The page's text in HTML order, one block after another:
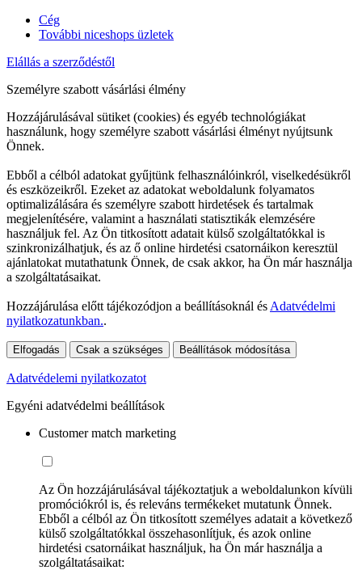
Cég
További niceshops üzletek
Elállás a szerződéstől
Személyre szabott vásárlási élmény
Hozzájárulásával sütiket (cookies) és egyéb technológiákat
használunk, hogy személyre szabott vásárlási élményt nyújtsunk
Önnek.
Ebből a célból adatokat gyűjtünk felhasználóinkról, viselkedésükről
és eszközeikről. Ezeket az adatokat weboldalunk folyamatos
optimalizálására és személyre szabott hirdetések és tartalmak
megjelenítésére, valamint a használati statisztikák elemzésére
használjuk fel. Az Ön titkosított adatait külső szolgáltatókkal is
szinkronizálhatjuk, és az ő online hirdetési csatornáikon keresztül
ajánlatokat mutathatunk Önnek, de csak akkor, ha Ön már használja
a szolgáltatásaikat.
Hozzájárulása előtt tájékozódjon a beállításoknál és Adatvédelmi
nyilatkozatunkban..
Elfogadás Csak a szükséges Beállítások módosítása
Adatvédelemi nyilatkozatot
Egyéni adatvédelmi beállítások
Customer match marketing
Az Ön hozzájárulásával tájékoztatjuk a weboldalunkon kívüli
promóciókról is, és releváns termékeket mutatunk Önnek.
Ebből a célból az Ön titkosított személyes adatait a következő
külső szolgáltatókkal összehasonlítjuk, és azok online
hirdetési csatornáikat használjuk, ha Ön már használja a
szolgáltatásaikat: